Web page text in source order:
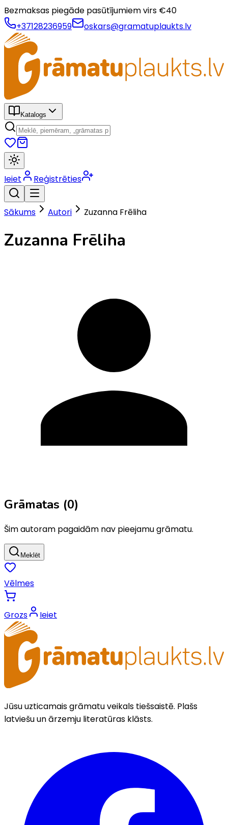
Bezmaksas piegāde pasūtījumiem virs €40
+37128236959
oskars@gramatuplaukts.lv
Katalogs
Ieiet Reģistrēties
Sākums Autori Zuzanna Frēliha
Zuzanna Frēliha
Grāmatas (0)
Šim autoram pagaidām nav pieejamu grāmatu.
Meklēt
Vēlmes
Grozs Ieiet
Jūsu uzticamais grāmatu veikals tiešsaistē. Plašs
latviešu un ārzemju literatūras klāsts.